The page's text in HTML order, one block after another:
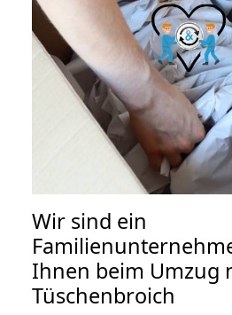
Wir sind ein
Ihnen beim Umzug
Tüschenbroich